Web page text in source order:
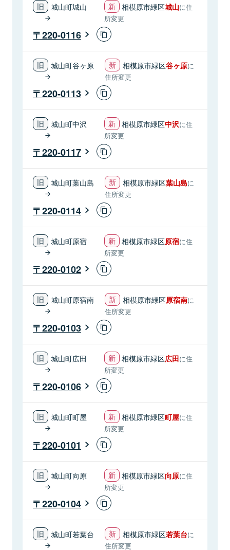
城山町城山 相模原市緑区城山に住
所変更
220-0116
城山町谷ヶ原 相模原市緑区谷ヶ原に
住所変更
220-0113
城山町中沢 相模原市緑区中沢に住
所変更
220-0117
城山町葉山島 相模原市緑区葉山島に
住所変更
220-0114
城山町原宿 相模原市緑区原宿に住
所変更
220-0102
城山町原宿南 相模原市緑区原宿南に
住所変更
220-0103
城山町広田 相模原市緑区広田に住
所変更
220-0106
城山町町屋 相模原市緑区町屋に住
所変更
220-0101
城山町向原 相模原市緑区向原に住
所変更
220-0104
城山町若葉台 相模原市緑区若葉台に
住所変更